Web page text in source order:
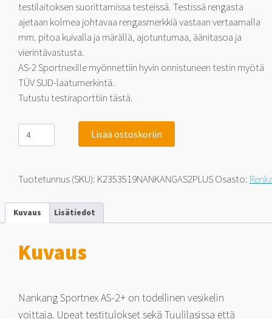
testilaitoksen suorittamissa testeissä. Testissä rengasta
ajetaan kolmea johtavaa rengasmerkkiä vastaan vertaamalla
mm. pitoa kuivalla ja märällä, ajotuntumaa, äänitasoa ja
vierintävastusta.
AS-2 Sportnexille myönnettiin hyvin onnistuneen testin myötä
TÜV SUD-laatumerkintä.
Tutustu testiraporttiin tästä.
Nankang
Sportnex
AS-
ja
testimenestys
235/35-
Lisää ostoskoriin
Tuotetunnus (SKU): K2353519NANKANGAS2PLUSOsasto:
Kuvaus Lisätiedot
Kuvaus
Nankang Sportnex AS-2+ on todellinen vesikelin
voittaja. Upeat testitulokset sekä Tuulilasissa että